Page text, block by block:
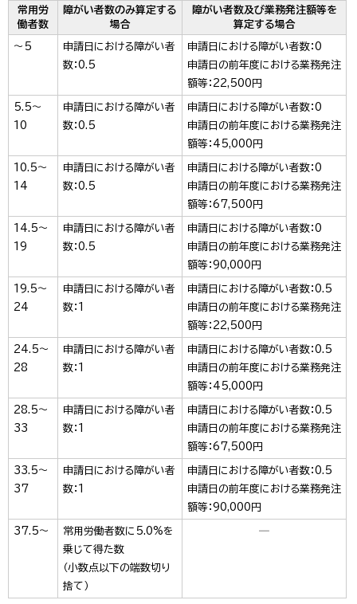
常用労
働者数
障がい者数のみ算定する
場合
障がい者数及び業務発注額等を
算定する場合
～5
申請日における障がい者
数：0.5
申請日における障がい者数：0
申請日の前年度における業務発注
額等：22,500円
5.5～
10
申請日における障がい者
数：0.5
申請日における障がい者数：0
申請日の前年度における業務発注
額等：45,000円
10.5～
14
申請日における障がい者
数：0.5
申請日における障がい者数：0
申請日の前年度における業務発注
額等：67,500円
14.5～
19
申請日における障がい者
数：0.5
申請日における障がい者数：0
申請日の前年度における業務発注
額等：90,000円
19.5～
24
申請日における障がい者
数：1
申請日における障がい者数：0.5
申請日の前年度における業務発注
額等：22,500円
24.5～
28
申請日における障がい者
数：1
申請日における障がい者数：0.5
申請日の前年度における業務発注
額等：45,000円
28.5～
33
申請日における障がい者
数：1
申請日における障がい者数：0.5
申請日の前年度における業務発注
額等：67,500円
33.5～
37
申請日における障がい者
数：1
申請日における障がい者数：0.5
申請日の前年度における業務発注
額等：90,000円
37.5～
常用労働者数に5.0%を
乗じて得た数
（小数点以下の端数切り
捨て）
─